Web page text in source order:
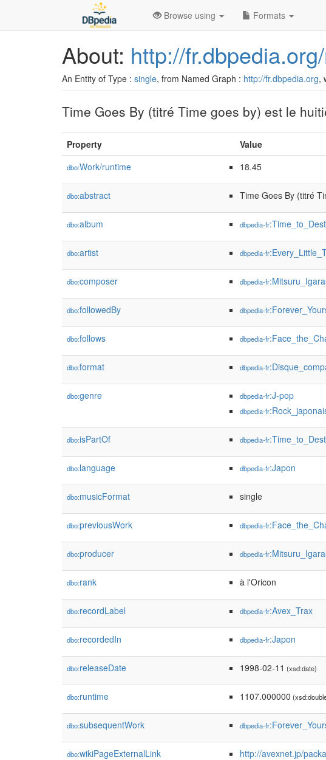
Browse using Formats
About: http://
An Entity of Type : single, from Named Graph : http://fr.dbpedia.org,
Time Goes By (titré Time goes by) est le
Property Value
dbo:Work/runtime 18.45
dbo:abstract Time Goes By (titré
dbo:album dbpedia-fr
dbo:artist dbpedia-fr
dbo:composer dbpedia-fr
dbo:followedBy dbpedia-fr
dbo:follows dbpedia-fr
dbo:format dbpedia-fr
dbo:genre dbpedia-fr:J-pop
dbpedia-fr
dbo:isPartOf dbpedia-fr
dbo:language dbpedia-fr:Japon
dbo:musicFormat single
dbo:previousWork dbpedia-fr
dbo:producer dbpedia-fr
dbo:rank à l'Oricon
dbo:recordLabel dbpedia-fr:Avex_Trax
dbo:recordedIn dbpedia-fr:Japon
dbo:releaseDate 1998-02-11 (xsd:date)
dbo:runtime 1107.000000
dbo:subsequentWork dbpedia-fr
dbo:wikiPageExternalLink
http://avexnet.jp/